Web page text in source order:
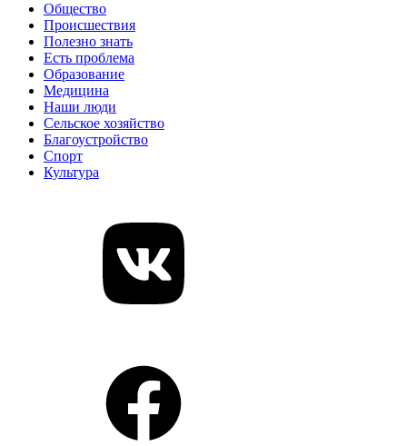
Общество
Происшествия
Полезно знать
Есть проблема
Образование
Медицина
Наши люди
Сельское хозяйство
Благоустройство
Спорт
Культура